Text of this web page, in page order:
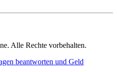
Alle Rechte vorbehalten.